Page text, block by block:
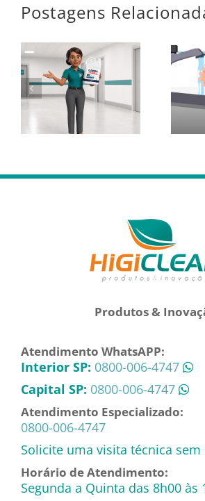
Postagens
Produtos &
Atendimento WhatsAPP:
Interior SP: 0800-006-4747
Capital SP: 0800-006-4747
Atendimento Especializado:
0800-006-4747
Solicite uma visita técnica
Horário de Atendimento:
Segunda a Quinta das 8h00 às